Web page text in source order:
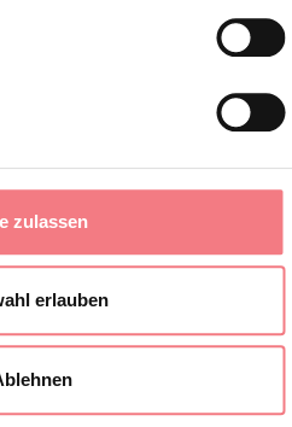
zulassen
erlauben
IN
der Belluneser